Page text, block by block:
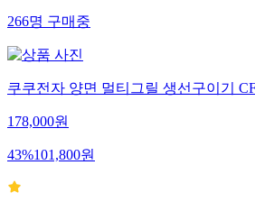
266명 구매중
쿠쿠전자 양면 멀티그릴 생선구이기
178,000원
43%101,800원